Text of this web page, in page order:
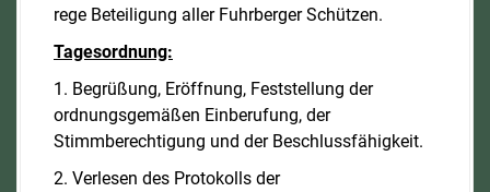
rege Beteiligung aller Fuhrberger Schützen.
Tagesordnung:
1. Begrüßung, Eröffnung, Feststellung der
ordnungsgemäßen Einberufung, der
Stimmberechtigung und der Beschlussfähigkeit.
2. Verlesen des Protokolls der